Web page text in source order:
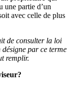
une partie d’un
avec celle de plus
de consulter la loi
désigne par ce terme
remplir.